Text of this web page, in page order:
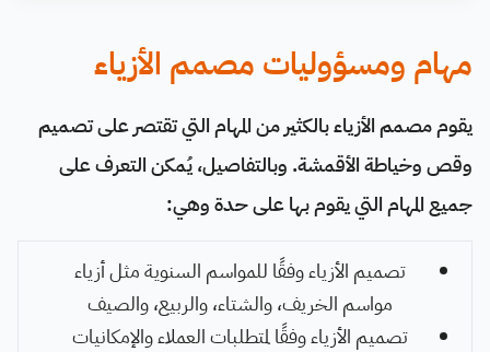
مهام ومسؤوليات مصمم الأزياء
يقوم مصمم الأزياء بالكثير من المهام التي تقتصر على تصميم
وقص وخياطة الأقمشة. وبالتفاصيل، يُمكن التعرف على
جميع المهام التي يقوم بها على حدة وهي:
تصميم الأزياء وفقًا للمواسم السنوية مثل أزياء
مواسم الخريف، والشتاء، والربيع، والصيف
تصميم الأزياء وفقًا لمتطلبات العملاء والإمكانيات